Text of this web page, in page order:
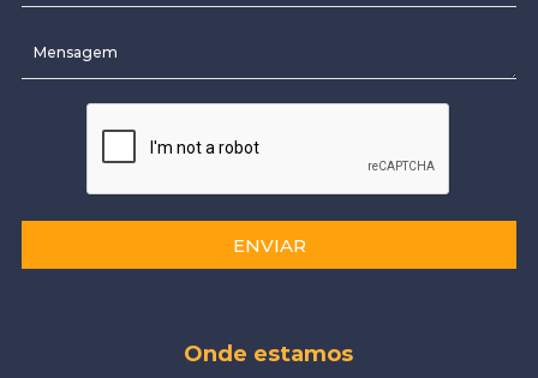
ENVIAR
Onde estamos